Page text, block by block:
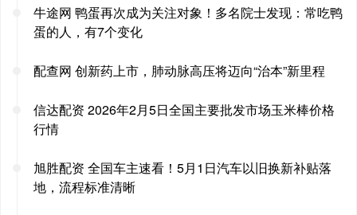
牛途网 鸭蛋再次成为关注对象！多名院士发现：常吃鸭
蛋的人，有7个变化
配查网 创新药上市，肺动脉高压将迈向“治本”新里程
信达配资 2026年2月5日全国主要批发市场玉米棒价格
行情
旭胜配资 全国车主速看！5月1日汽车以旧换新补贴落
地，流程标准清晰